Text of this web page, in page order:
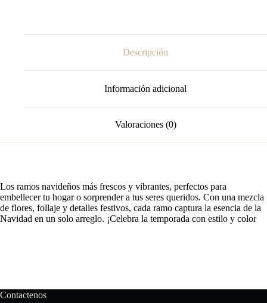
Descripción
Información adicional
Valoraciones (0)
Los ramos navideños más frescos y vibrantes, perfectos para
embellecer tu hogar o sorprender a tus seres queridos. Con una mezcla
de flores, follaje y detalles festivos, cada ramo captura la esencia de la
Navidad en un solo arreglo. ¡Celebra la temporada con estilo y color
Contactenos